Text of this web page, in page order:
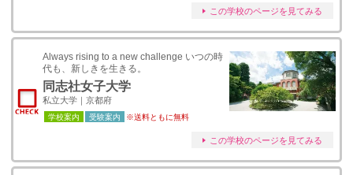
この学校のページを見てみる
Always rising to a new challenge いつの時
代も、新しきを生きる。
同志社女子大学
私立大学｜京都府
学校案内 受験案内 ※送料ともに無料
この学校のページを見てみる